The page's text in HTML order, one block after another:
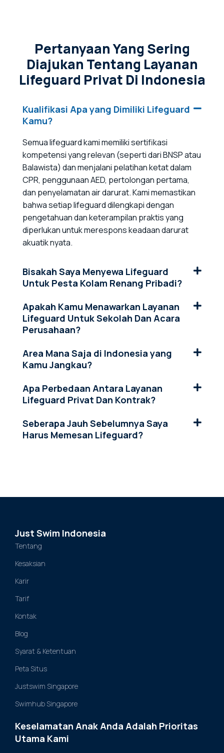
Pertanyaan Yang Sering
Diajukan Tentang Layanan
Lifeguard Privat Di Indonesia
Kualifikasi Apa yang Dimiliki Lifeguard
Kamu?
Semua lifeguard kami memiliki sertifikasi
kompetensi yang relevan (seperti dari BNSP atau
Balawista) dan menjalani pelatihan ketat dalam
CPR, penggunaan AED, pertolongan pertama,
dan penyelamatan air darurat. Kami memastikan
bahwa setiap lifeguard dilengkapi dengan
pengetahuan dan keterampilan praktis yang
diperlukan untuk merespons keadaan darurat
akuatik nyata.
Bisakah Saya Menyewa Lifeguard
Untuk Pesta Kolam Renang Pribadi?
Apakah Kamu Menawarkan Layanan
Lifeguard Untuk Sekolah Dan Acara
Perusahaan?
Area Mana Saja di Indonesia yang
Kamu Jangkau?
Apa Perbedaan Antara Layanan
Lifeguard Privat Dan Kontrak?
Seberapa Jauh Sebelumnya Saya
Harus Memesan Lifeguard?
Just Swim Indonesia
Tentang
Kesaksian
Karir
Tarif
Kontak
Blog
Syarat & Ketentuan
Peta Situs
Justswim Singapore
Swimhub Singapore
Keselamatan Anak Anda Adalah Prioritas
Utama Kami